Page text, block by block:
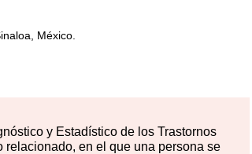
México.
y Estadístico de los Trastornos
relacionado, en el que una persona se